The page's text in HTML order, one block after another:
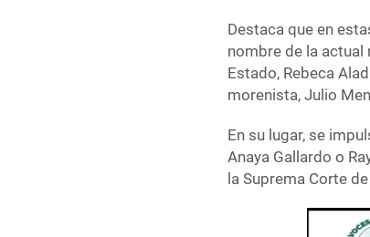
Destaca que en
nombre de la actual
Estado, Rebeca
morenista, Julio
En su lugar, se
Anaya Gallardo o
la Suprema Corte